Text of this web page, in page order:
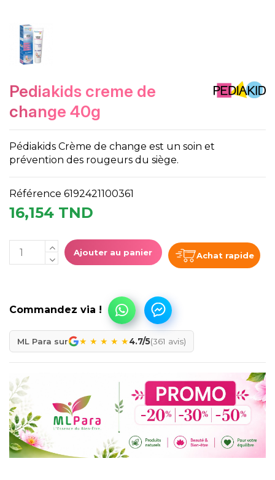
pediakids creme de
change 40g
Pédiakids Crème de change est un soin et
prévention des rougeurs du siège.
Référence 6192421100361
16,154 TND
Ajouter au panier Achat rapide
ML Para sur ★ ★ ★ ★ ★4.7/5(361 avis)